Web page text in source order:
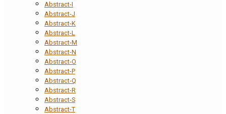
Abstract-I
Abstract-J
Abstract-K
Abstract-L
Abstract-M
Abstract-N
Abstract-O
Abstract-P
Abstract-Q
Abstract-R
Abstract-S
Abstract-T